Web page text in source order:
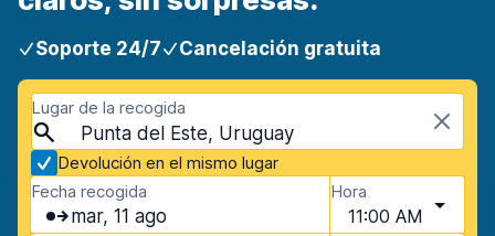
Soporte 24/7 Cancelación gratuita
Lugar de la recogida
Punta del Este, Uruguay
Devolución en el mismo lugar
Fecha recogida
mar, 11 ago
Hora
11:00 AM